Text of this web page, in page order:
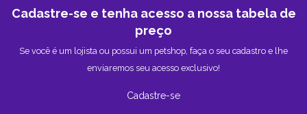
Cadastre-se e tenha acesso a nossa tabela de
preço
Se você é um lojista ou possui um petshop, faça o seu cadastro e lhe
enviaremos seu acesso exclusivo!
Cadastre-se